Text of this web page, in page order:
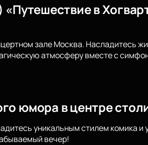
в
зале Москва. Насладитесь
атмосферу вместе с
юмора в центре
уникальным стилем комика и
вечер!